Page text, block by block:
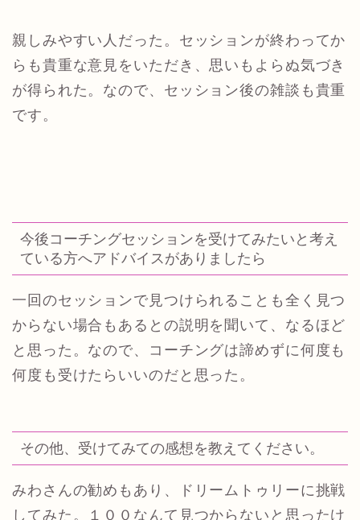
親しみやすい人だった。セッションが終わってか
らも貴重な意見をいただき、思いもよらぬ気づき
が得られた。なので、セッション後の雑談も貴重
です。
今後コーチングセッションを受けてみたいと考え
ている方へアドバイスがありましたら
一回のセッションで見つけられることも全く見つ
からない場合もあるとの説明を聞いて、なるほど
と思った。なので、コーチングは諦めずに何度も
何度も受けたらいいのだと思った。
その他、受けてみての感想を教えてください。
みわさんの勧めもあり、ドリームトゥリーに挑戦
してみた。１００なんて見つからないと思ったけ